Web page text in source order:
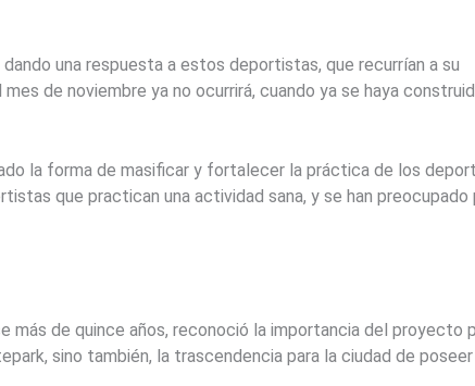
una respuesta a estos deportistas, que recurrían a su
de noviembre ya no ocurrirá, cuando ya se haya
la forma de masificar y fortalecer la práctica de los
que practican una actividad sana, y se han preocupado
más de quince años, reconoció la importancia del proyecto
sino también, la trascendencia para la ciudad de poseer